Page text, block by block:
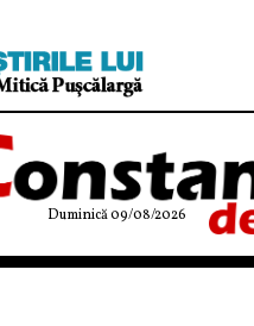
Duminică 09/08/2026